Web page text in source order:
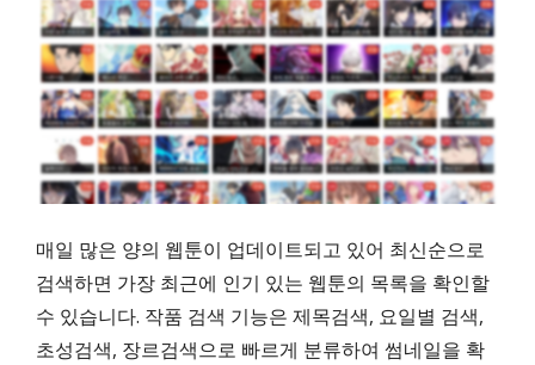
매일 많은 양의 웹툰이 업데이트되고 있어 최신순으로
검색하면 가장 최근에 인기 있는 웹툰의 목록을 확인할
수 있습니다. 작품 검색 기능은 제목검색, 요일별 검색,
초성검색, 장르검색으로 빠르게 분류하여 썸네일을 확